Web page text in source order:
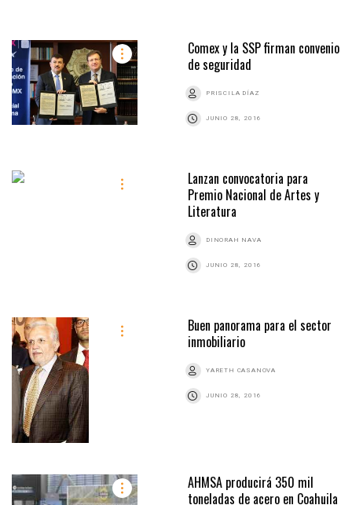
Comex y la SSP firman convenio
de seguridad
PRISCILA DÍAZ
JUNIO 28, 2016
Lanzan convocatoria para
Premio Nacional de Artes y
Literatura
DINORAH NAVA
JUNIO 28, 2016
Buen panorama para el sector
inmobiliario
YARETH CASANOVA
JUNIO 28, 2016
AHMSA producirá 350 mil
toneladas de acero en Coahuila